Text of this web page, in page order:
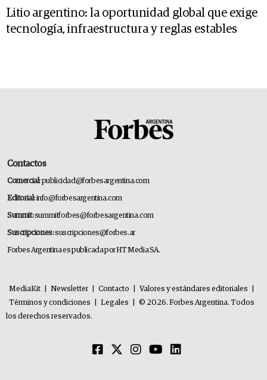
Litio argentino: la oportunidad global que exige
tecnología, infraestructura y reglas estables
Contactos
Comercial:publicidad@forbesargentina.com
Editorial:info@forbesargentina.com
Summit:summitforbes@forbesargentina.com
Suscripciones:suscripciones@forbes.ar
Forbes Argentina es publicada por HT Media SA.
MediaKit Newsletter Contacto Valores y estándares editoriales
Términos y condiciones
Legales
© 2026. Forbes Argentina. Todos
los derechos reservados.